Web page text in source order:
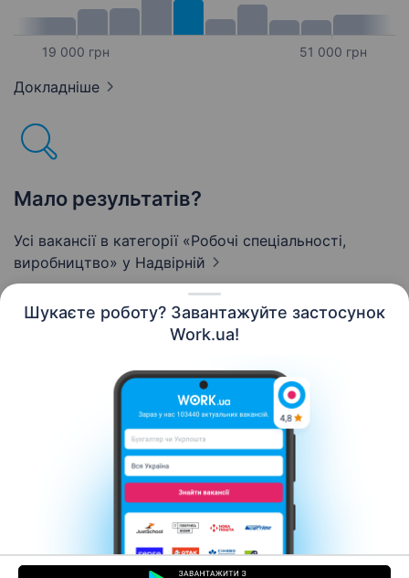
Шукаєте роботу? Завантажуйте застосунок
Work.ua!
19 000 грн 51 000 грн
Докладніше
Мало результатів?
Усі вакансії в категорії «Робочі спеціальності,
виробництво» у Надвірній
Контакти Про нас
Кар’єра
Допомога Умови використання